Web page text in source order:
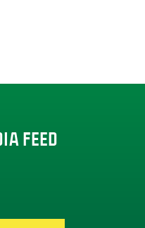
FEED